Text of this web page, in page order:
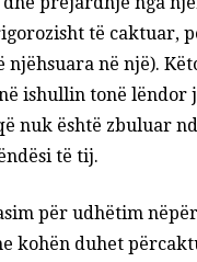
të caktuar,
njëhsuara në një).
ishullin tonë lëndor
nuk është zbuluar
të tij.
për udhëtim
kohën duhet